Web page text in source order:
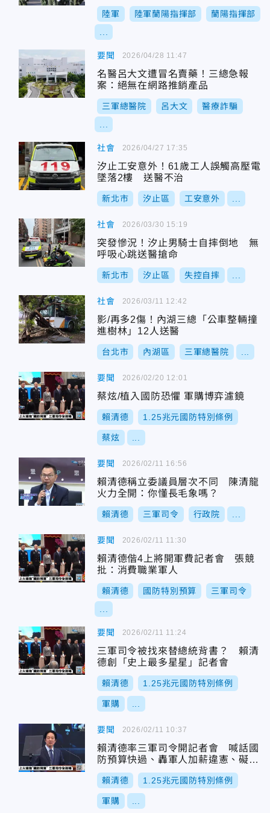
陸軍 陸軍蘭陽指揮部 蘭陽指揮部
要聞
名醫呂大文遭冒名賣藥！三總急報
案：絕無在網路推銷產品
三軍總醫院 呂大文 醫療詐騙
2026/04/28 11:47
社會
汐止工安意外！61歲工人誤觸高壓電
墜落2樓 送醫不治
新北市 汐止區 工安意外
2026/04/27 17:35
社會
突發慘況！汐止男騎士自摔倒地 無
呼吸心跳送醫搶命
新北市 汐止區 失控自摔
2026/03/30 15:19
社會
影/再多2傷！內湖三總「公車整輛撞
進樹林」12人送醫
台北市 內湖區 三軍總醫院
2026/03/11 12:42
要聞
蔡炫/植入國防恐懼 軍購博弈濾鏡
賴清德 1.25兆元國防特別條例
蔡炫
2026/02/20 12:01
要聞
賴清德稱立委議員層次不同 陳清龍
火力全開：你懂長毛象嗎？
賴清德 三軍司令 行政院
2026/02/11 16:56
要聞
賴清德偕4上將開軍費記者會 張競
批：消費職業軍人
賴清德 國防特別預算 三軍司令
2026/02/11 11:30
要聞
三軍司令被找來替總統背書？ 賴清
德創「史上最多星星」記者會
賴清德 1.25兆元國防特別條例
軍購
2026/02/11 11:24
要聞
賴清德率三軍司令開記者會 喊話國
防預算快過、轟軍人加薪違憲、礙軍
中倫理、不利領導
賴清德 1.25兆元國防特別條例
軍購
2026/02/11 10:37